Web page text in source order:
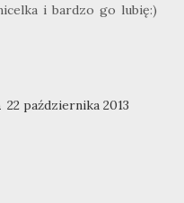
i bardzo go lubię:)
22 października 2013